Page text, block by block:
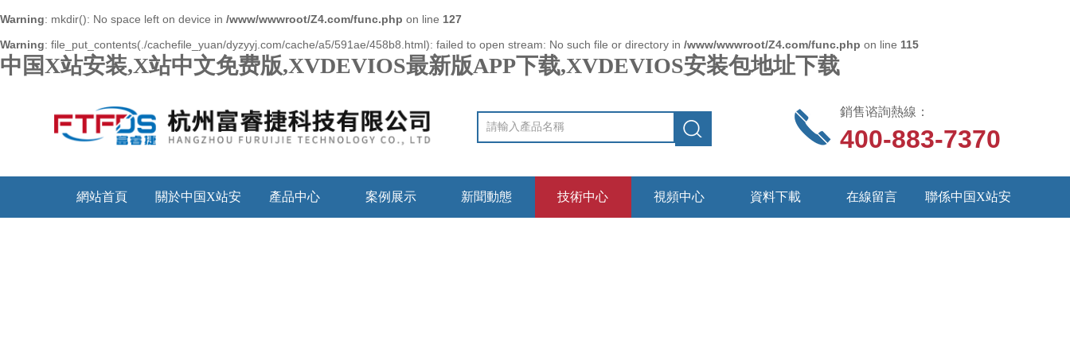
Warning: mkdir(): No space left on device in /www/wwwroot/Z4.com/func.php on line 127
Warning: file_put_contents(./cachefile_yuan/dyzyyj.com/cache/a5/591ae/458b8.html): failed to open stream: No such file or directory in /www/wwwroot/Z4.com/func.php on line 115
中国X站安装,X站中文免费版,XVDEVIOS最新版APP下载,XVDEVIOS安装包地址下载
銷售谘詢熱線：
400-883-7370
網站首頁 關於中国X站安 產品中心 案例展示 新聞動態 技術中心 視頻中心 資料下載 在線留言 聯係中国X站安